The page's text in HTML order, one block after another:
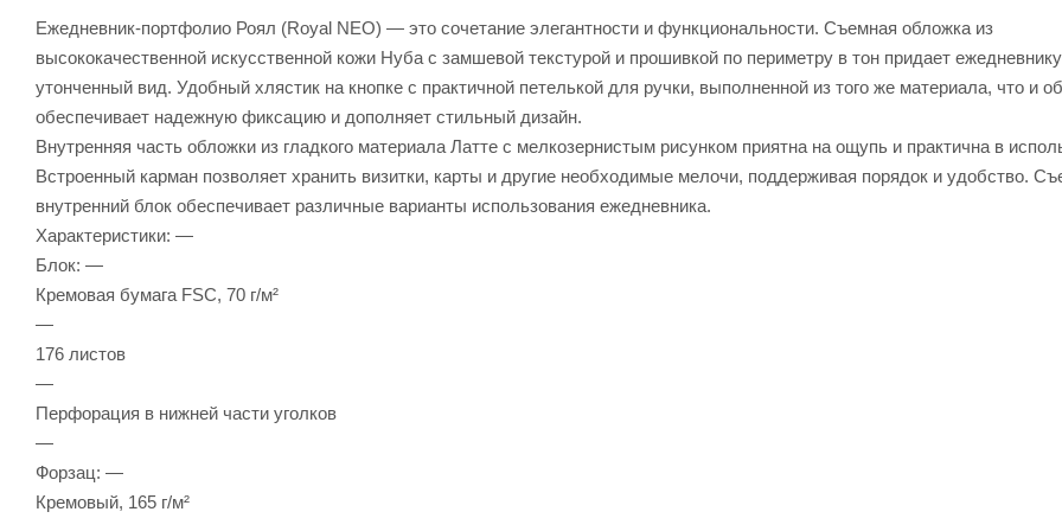
Ежедневник-портфолио Роял (Royal NEO) — это сочетание элегантности и функциональности. Съемная обложка из
высококачественной искусственной кожи Нуба с замшевой текстурой и прошивкой по периметру в тон придает ежедневнику
утонченный вид. Удобный хлястик на кнопке с практичной петелькой для ручки, выполненной из того же материала, что и
обеспечивает надежную фиксацию и дополняет стильный дизайн.
Внутренняя часть обложки из гладкого материала Латте с мелкозернистым рисунком приятна на ощупь и практична в
Встроенный карман позволяет хранить визитки, карты и другие необходимые мелочи, поддерживая порядок и удобство.
внутренний блок обеспечивает различные варианты использования ежедневника.
Характеристики: —
Блок: —
Кремовая бумага FSC, 70 г/м²
—
176 листов
—
Перфорация в нижней части уголков
—
Форзац: —
Кремовый, 165 г/м²